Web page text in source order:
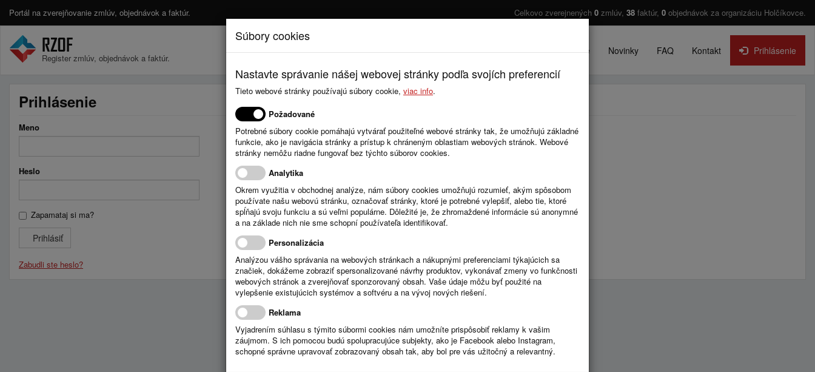
Portál na zverejňovanie zmlúv, objednávok a faktúr. Celkovo zverejnených 0 zmlúv, 38 faktúr, 0 objednávok za organizáciu Holčíkovce.
Register zmlúv, objednávok a faktúr.
Úvod Cenník O projekte Novinky FAQ Kontakt Prihlásenie
Prihlásenie
Meno
Heslo
Zapamataj si ma?
Prihlásiť
Zabudli ste heslo?
Súbory cookies
Nastavte správanie nášej webovej stránky podľa svojích preferencií
Tieto webové stránky používajú súbory cookie, viac info.
Požadované
Potrebné súbory cookie pomáhajú vytvárať použiteľné webové stránky tak, že umožňujú základné
funkcie, ako je navigácia stránky a prístup k chráneným oblastiam webových stránok. Webové
stránky nemôžu riadne fungovať bez týchto súborov cookies.
Analytika
Okrem využitia v obchodnej analýze, nám súbory cookies umožňujú rozumieť, akým spôsobom
používate našu webovú stránku, označovať stránky, ktoré je potrebné vylepšiť, alebo tie, ktoré
spĺňajú svoju funkciu a sú veľmi populárne. Dôležité je, že zhromaždené informácie sú anonymné
a na základe nich nie sme schopní používateľa identifikovať.
Personalizácia
Analýzou vášho správania na webových stránkach a nákupnými preferenciami týkajúcich sa
značiek, dokážeme zobraziť spersonalizované návrhy produktov, vykonávať zmeny vo funkčnosti
webových stránok a zverejňovať sponzorovaný obsah. Vaše údaje môžu byť použité na
vylepšenie existujúcich systémov a softvéru a na vývoj nových riešení.
Reklama
Vyjadrením súhlasu s týmito súbormi cookies nám umožníte prispôsobiť reklamy k vašim
záujmom. S ich pomocou budú spolupracujúce subjekty, ako je Facebook alebo Instagram,
schopné správne upravovať zobrazovaný obsah tak, aby bol pre vás užitočný a relevantný.